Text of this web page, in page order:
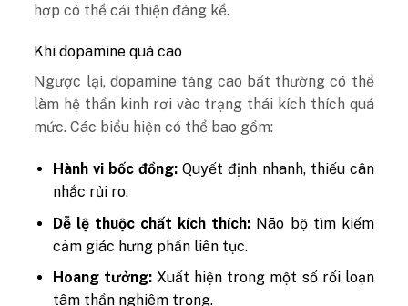
hợp có thể cải thiện đáng kể.
Khi dopamine quá cao
Ngược lại, dopamine tăng cao bất thường có thể
làm hệ thần kinh rơi vào trạng thái kích thích quá
mức. Các biểu hiện có thể bao gồm:
Hành vi bốc đồng: Quyết định nhanh, thiếu cân
nhắc rủi ro.
Dễ lệ thuộc chất kích thích: Não bộ tìm kiếm
cảm giác hưng phấn liên tục.
Hoang tưởng: Xuất hiện trong một số rối loạn
tâm thần nghiêm trọng.